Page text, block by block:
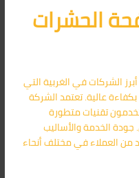
الحشرات
الشركات في الغربية التي
عالية. تعتمد الشركة
تقنيات متطورة
الخدمة والأساليب
من العملاء في مختلف أنحاء